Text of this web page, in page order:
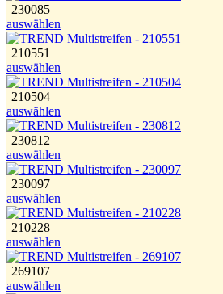
230085
auswählen
210551
auswählen
210504
auswählen
230812
auswählen
230097
auswählen
210228
auswählen
269107
auswählen